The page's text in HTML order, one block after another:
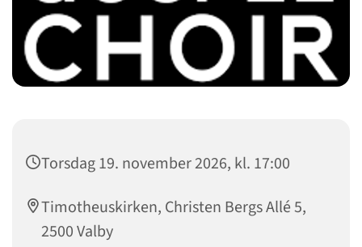
Torsdag 19. november 2026, kl. 17:00
Timotheuskirken, Christen Bergs Allé 5,
2500 Valby